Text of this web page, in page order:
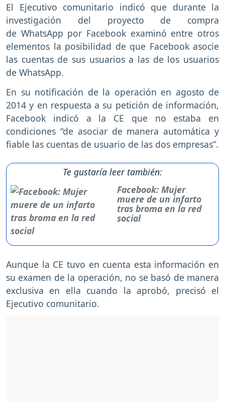
El Ejecutivo comunitario indicó que durante la
investigación del proyecto de compra
de WhatsApp por Facebook examinó entre otros
elementos la posibilidad de que Facebook asocie
las cuentas de sus usuarios a las de los usuarios
de WhatsApp.
En su notificación de la operación en agosto de
2014 y en respuesta a su petición de información,
Facebook indicó a la CE que no estaba en
condiciones “de asociar de manera automática y
fiable las cuentas de usuario de las dos empresas”.
Te gustaría leer también:
Facebook: Mujer
muere de un infarto
tras broma en la red
social
Aunque la CE tuvo en cuenta esta información en
su examen de la operación, no se basó de manera
exclusiva en ella cuando la aprobó, precisó el
Ejecutivo comunitario.